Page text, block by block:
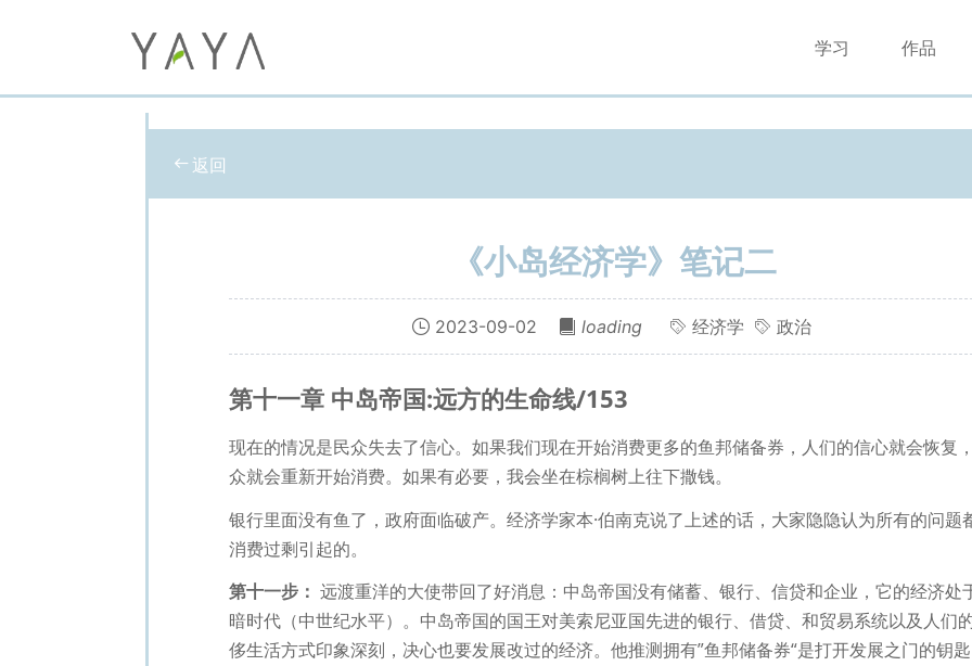
学习 作品
返回
《小岛经济学》笔记二
2023-09-02 loading 经济学 政治
第十一章 中岛帝国:远方的生命线/153
现在的情况是民众失去了信心。如果我们现在开始消费更多的鱼邦储备券，人们的信心就会恢复
众就会重新开始消费。如果有必要，我会坐在棕榈树上往下撒钱。
银行里面没有鱼了，政府面临破产。经济学家本·伯南克说了上述的话，大家隐隐认为所有的问题
消费过剩引起的。
第十一步： 远渡重洋的大使带回了好消息：中岛帝国没有储蓄、银行、信贷和企业，它的经济处
暗时代（中世纪水平）。中岛帝国的国王对美索尼亚国先进的银行、借贷、和贸易系统以及人们
侈生活方式印象深刻，决心也要发展改过的经济。他推测拥有”鱼邦储备券“是打开发展之门的钥匙